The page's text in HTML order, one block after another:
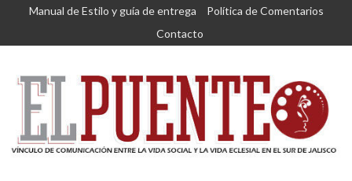
Saltar
contenido
Manual de Estilo y guía de entrega
Política de Comentarios
Contacto